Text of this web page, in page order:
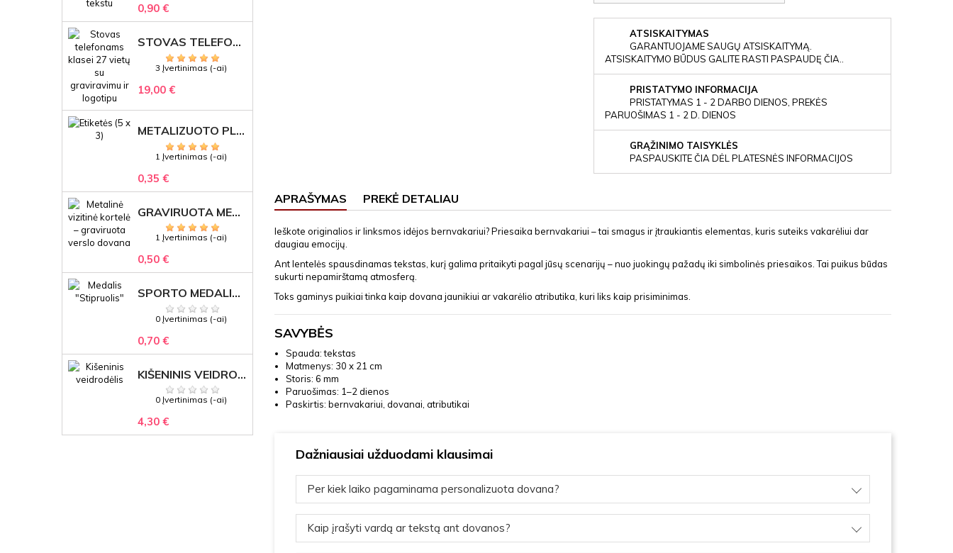
0,90 €
STOVAS TELEFONAMS KLASEI (27 VIETOS) – GRAVIRUOJAMAS ORGANIZATORIUS
3 Įvertinimas (-ai)
19,00 €
METALIZUOTO PLASTIKO ETIKETĖS SU GRAVIRUOTU TEKSTU -LOGOTIPU
1 Įvertinimas (-ai)
0,35 €
GRAVIRUOTA METALINĖ VIZITINĖ KORTELĖ SU LOGOTIPU – REPREZENTACINĖ VERSLO DOVANA
1 Įvertinimas (-ai)
0,50 €
SPORTO MEDALIS "STIPRUOLIS" SU GRAVIRUOTU TEKSTU
0 Įvertinimas (-ai)
0,70 €
KIŠENINIS VEIDRODĖLIS
0 Įvertinimas (-ai)
4,30 €
ATSISKAITYMAS
GARANTUOJAME SAUGŲ ATSISKAITYMĄ.
ATSISKAITYMO BŪDUS GALITE RASTI PASPAUDĘ ČIA..
PRISTATYMO INFORMACIJA
PRISTATYMAS 1 - 2 DARBO DIENOS, PREKĖS
PARUOŠIMAS 1 - 2 D. DIENOS
GRĄŽINIMO TAISYKLĖS
PASPAUSKITE ČIA DĖL PLATESNĖS INFORMACIJOS
APRAŠYMAS PREKĖ DETALIAU
Ieškote originalios ir linksmos idėjos bernvakariui? Priesaika bernvakariui – tai smagus ir įtraukiantis elementas, kuris suteiks vakarėliui dar
daugiau emocijų.
Ant lentelės spausdinamas tekstas, kurį galima pritaikyti pagal jūsų scenarijų – nuo juokingų pažadų iki simbolinės priesaikos. Tai puikus būdas
sukurti nepamirštamą atmosferą.
Toks gaminys puikiai tinka kaip dovana jaunikiui ar vakarėlio atributika, kuri liks kaip prisiminimas.
SAVYBĖS
Spauda: tekstas
Matmenys: 30 x 21 cm
Storis: 6 mm
Paruošimas: 1–2 dienos
Paskirtis: bernvakariui, dovanai, atributikai
Dažniausiai užduodami klausimai
Per kiek laiko pagaminama personalizuota dovana?
Kaip įrašyti vardą ar tekstą ant dovanos?